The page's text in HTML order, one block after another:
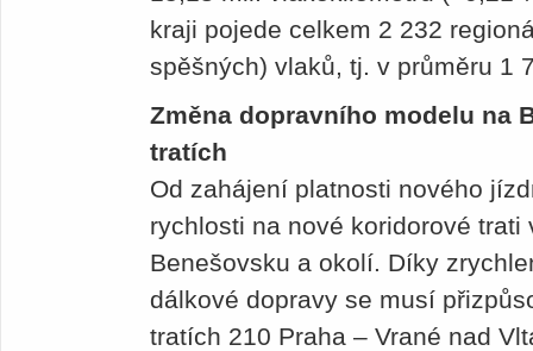
kraji pojede celkem 2 232
spěšných) vlaků, tj. v průměru 1
Změna dopravního modelu na
tratích
Od zahájení platnosti nového
rychlosti na nové koridorové
Benešovsku a okolí. Díky
dálkové dopravy se musí
tratích 210 Praha – Vrané nad